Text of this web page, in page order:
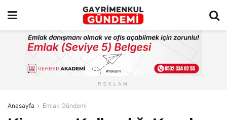
REKLAM
Anasayfa Emlak Gündemi